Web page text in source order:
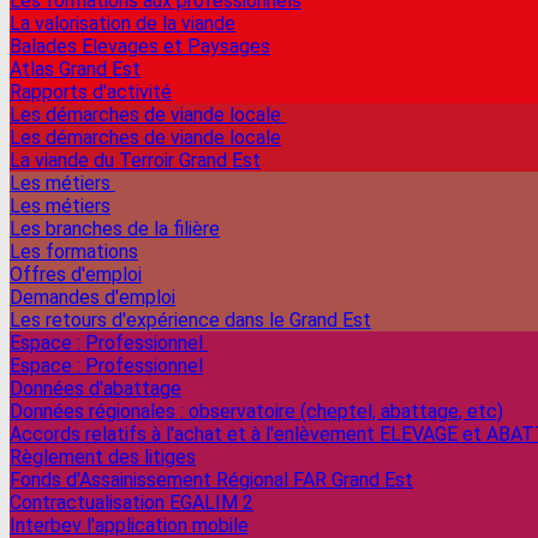
La valorisation de la viande
Balades Elevages et Paysages
Atlas Grand Est
Rapports d'activité
Les démarches de viande locale
Les démarches de viande locale
La viande du Terroir Grand Est
Les métiers
Les métiers
Les branches de la filière
Les formations
Offres d'emploi
Demandes d'emploi
Les retours d'expérience dans le Grand Est
Espace : Professionnel
Espace : Professionnel
Données d'abattage
Données régionales : observatoire (cheptel, abattage, etc)
Accords relatifs à l'achat et à l'enlèvement ELEVAGE et
Règlement des litiges
Fonds d'Assainissement Régional FAR Grand Est
Contractualisation EGALIM 2
Interbev l'application mobile